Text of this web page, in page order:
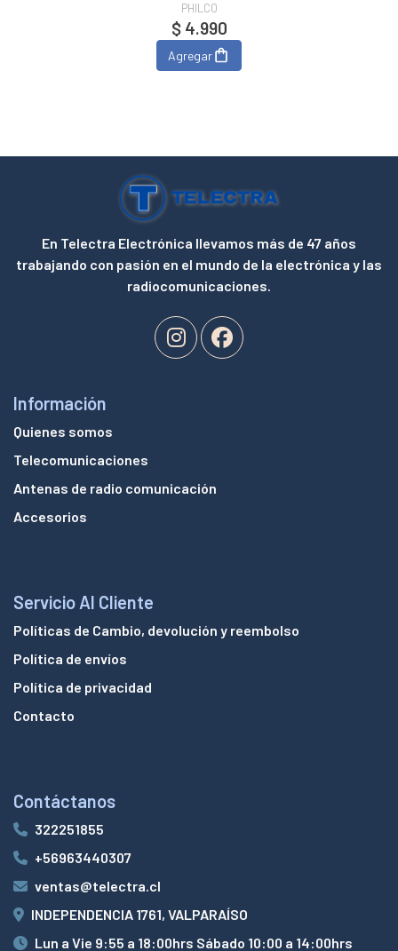
PHILCO
$ 4.990
Agregar
En Telectra Electrónica llevamos más de 47 años
trabajando con pasión en el mundo de la electrónica y las
radiocomunicaciones.
Información
Quienes somos
Telecomunicaciones
Antenas de radio comunicación
Accesorios
Servicio Al Cliente
Políticas de Cambio, devolución y reembolso
Política de envíos
Política de privacidad
Contacto
Contáctanos
322251855
+56963440307
ventas@telectra.cl
INDEPENDENCIA 1761, VALPARAÍSO
Lun a Vie 9:55 a 18:00hrs Sábado 10:00 a 14:00hrs